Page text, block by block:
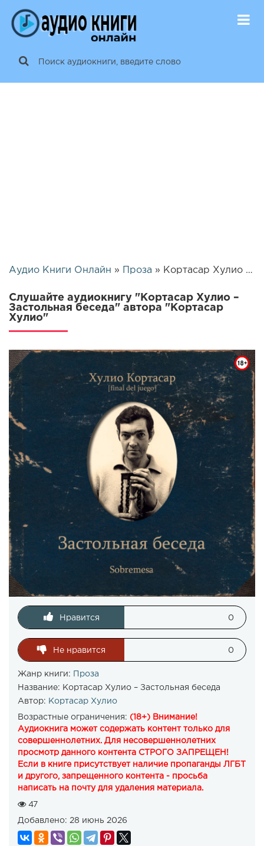
Аудио Книги Онлайн » Проза » Кортасар Хулио – Застольная беседа | 26416
Слушайте аудиокнигу "Кортасар Хулио –
Застольная беседа" автора "Кортасар
Хулио"
Нравится 0
Не нравится 0
Жанр книги:
Проза
Название: Кортасар Хулио – Застольная беседа
Автор: Кортасар Хулио
Возрастные ограничения: (18+) Внимание!
Аудиокнига может содержать контент только для
совершеннолетних. Для несовершеннолетних
просмотр данного контента СТРОГО ЗАПРЕЩЕН!
Если в книге присутствует наличие пропаганды ЛГБТ
и другого, запрещенного контента - просьба
написать на почту для удаления материала.
47
Добавлено: 28 июнь 2026